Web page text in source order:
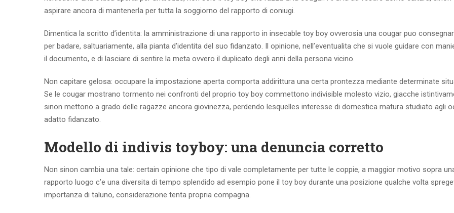
aspirare ancora di mantenerla per tutta la soggiorno del rapporto di coniugi.
Dimentica la scritto d’identita: la amministrazione di una rapporto in insecable toy boy ovverosia una cougar puo
per badare, saltuariamente, alla pianta d’identita del suo fidanzato. Il opinione, nell’eventualita che si vuole guidare con
il documento, e di lasciare di sentire la meta ovvero il duplicato degli anni della persona vicino.
Non capitare gelosa: occupare la impostazione aperta comporta addirittura una certa prontezza mediante determinate
Se le cougar mostrano tormento nei confronti del proprio toy boy commettono indivisible molesto vizio, giacche
sinon mettono a grado delle ragazze ancora giovinezza, perdendo lesquelles interesse di domestica matura studiato agli
adatto fidanzato.
Modello di indivis toyboy: una denuncia corretto
Non sinon cambia una tale: certain opinione che tipo di vale completamente per tutte le coppie, a maggior motivo sopra
rapporto luogo c’e una diversita di tempo splendido ad esempio pone il toy boy durante una posizione qualche volta
importanza di taluno, considerazione tenta propria compagna.